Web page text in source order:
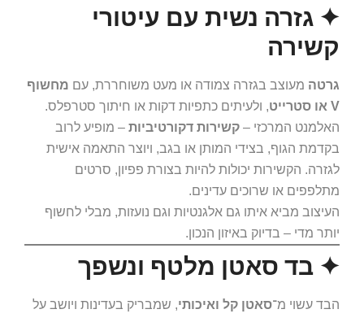
✦ גזרה נשית עם עיטורי
קשירה
גרטה מעוצב בגזרה צמודה או מעט משוחררת, עם מחשוף
V או סטרייט
, ולעיתים כתפיות דקות או חיתוך סטרפלס.
האלמנט המרכזי – קשירות דקורטיביות – מופיע לרוב
בקדמת הגוף, בצידי המותן או בגב, ויוצר התאמה אישית
לגזרה. הקשירות יכולות להיות בצורת פפיון, סרטים
מתלפפים או שרוכים עדינים.
העיצוב מביא איתו גם אלגנטיות וגם נועזות, מבלי לחשוף
יותר מדי – בדיוק באיזון הנכון.
✦ בד סאטן מלטף ונשפך
הבד עשוי מ־סאטן קל ואיכותי, שמבריק בעדינות ויושב על